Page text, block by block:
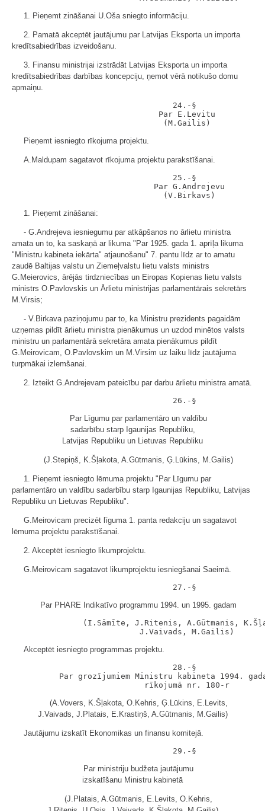
1. Pieņemt zināšanai U.Oša sniegto informāciju.
2. Pamatā akceptēt jautājumu par Latvijas Eksporta un importa
kredītsabiedrības izveidošanu.
3. Finansu ministrijai izstrādāt Latvijas Eksporta un importa
kredītsabiedrības darbības koncepciju, ņemot vērā notikušo domu
apmaiņu.
                                  24.-§
                               Par E.Levitu
Pieņemt iesniegto rīkojuma projektu.
A.Maldupam sagatavot rīkojuma projektu parakstīšanai.
                                  25.-§
                              Par G.Andrejevu
1. Pieņemt zināšanai:
- G.Andrejeva iesniegumu par atkāpšanos no ārlietu ministra
amata un to, ka saskaņā ar likuma "Par 1925. gada 1. aprīļa likuma
"Ministru kabineta iekārta" atjaunošanu" 7. pantu līdz ar to amatu
zaudē Baltijas valstu un Ziemeļvalstu lietu valsts ministrs
G.Meierovics, ārējās tirdzniecības un Eiropas Kopienas lietu valsts
ministrs O.Pavlovskis un Ārlietu ministrijas parlamentārais sekretārs
M.Virsis;
- V.Birkava paziņojumu par to, ka Ministru prezidents pagaidām
uzņemas pildīt ārlietu ministra pienākumus un uzdod minētos valsts
ministru un parlamentārā sekretāra amata pienākumus pildīt
G.Meirovicam, O.Pavlovskim un M.Virsim uz laiku līdz jautājuma
turpmākai izlemšanai.
2. Izteikt G.Andrejevam pateicību par darbu ārlietu ministra amatā.
Par Līgumu par parlamentāro un valdību
sadarbību starp Igaunijas Republiku,
Latvijas Republiku un Lietuvas Republiku
(J.Stepiņš, K.Šļakota, A.Gūtmanis, Ģ.Lūkins, M.Gailis)
1. Pieņemt iesniegto lēmuma projektu "Par Līgumu par
parlamentāro un valdību sadarbību starp Igaunijas Republiku, Latvijas
Republiku un Lietuvas Republiku".
G.Meirovicam precizēt līguma 1. panta redakciju un sagatavot
lēmuma projektu parakstīšanai.
2. Akceptēt iesniegto likumprojektu.
G.Meirovicam sagatavot likumprojektu iesniegšanai Saeimā.
Par PHARE Indikatīvo programmu 1994. un 1995. gadam
(I.Sāmīte, J.Ritenis, A.Gūtmanis,
Akceptēt iesniegto programmas projektu.
                                  28.-§
Par grozījumiem Ministru kabineta 1994.
(A.Vovers, K.Šļakota, O.Kehris, Ģ.Lūkins, E.Levits,
J.Vaivads, J.Platais, E.Krastiņš, A.Gūtmanis, M.Gailis)
Jautājumu izskatīt Ekonomikas un finansu komitejā.
Par ministriju budžeta jautājumu
izskatīšanu Ministru kabinetā
(J.Platais, A.Gūtmanis, E.Levits, O.Kehris,